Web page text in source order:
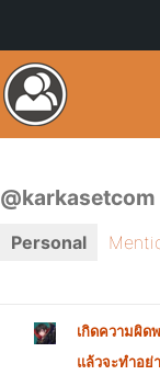
@karkasetcom
Personal
เกิดความผิด
แล้วจะทำอย่